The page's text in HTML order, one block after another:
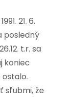
21. 6.
posledný
t.r. sa
koniec
ostalo.
sľubmi, že